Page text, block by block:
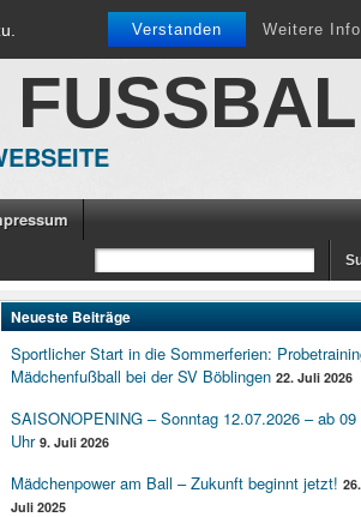
Verstanden Weitere
Neueste Beiträge
Sportlicher Start in die Sommerferien:
Mädchenfußball bei der SV Böblingen 22. Juli 2026
SAISONOPENING – Sonntag 12.07.2026 – ab 09
Uhr 9. Juli 2026
Mädchenpower am Ball – Zukunft beginnt jetzt! 26.
Juli 2025